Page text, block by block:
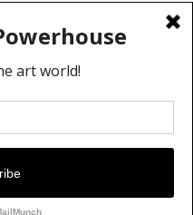
or withdrawing consent,
functions.